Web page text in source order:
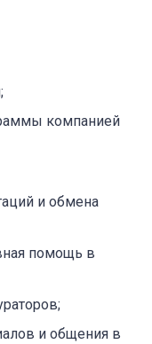
компанией
и обмена
помощь в
и общения в